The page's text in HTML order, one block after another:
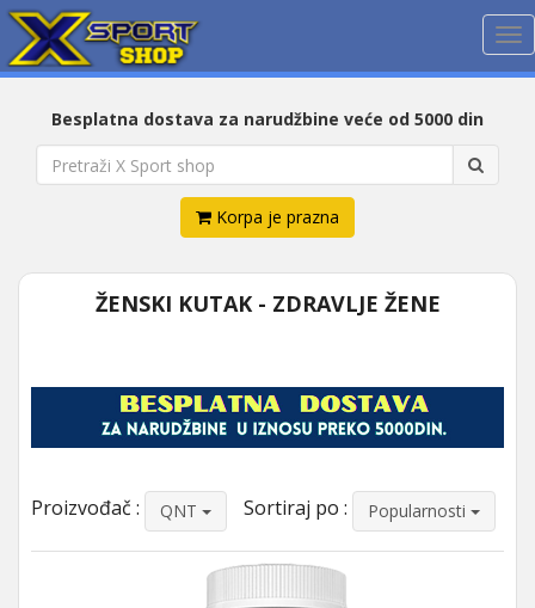
Besplatna dostava za narudžbine veće od 5000 din
Korpa je prazna
ŽENSKI KUTAK - ZDRAVLJE ŽENE
Proizvođač : QNT Sortiraj po : Popularnosti